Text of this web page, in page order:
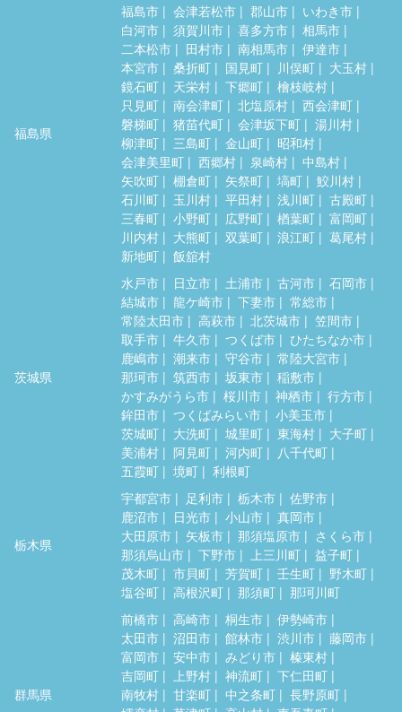
福島県
福島市 会津若松市 郡山市
いわき市
白河市
須賀川市 喜多方市
相馬市
二本松市
田村市 南相馬市
伊達市
本宮市
桑折町 国見町 川俣町
大玉村
鏡石町
天栄村 下郷町
檜枝岐村
只見町
南会津町 北塩原村
西会津町
磐梯町
猪苗代町 会津坂下町
湯川村
柳津町
三島町 金山町
昭和村
会津美里町
西郷村 泉崎村
中島村
矢吹町
棚倉町 矢祭町 塙町
鮫川村
石川町
玉川村 平田村 浅川町
古殿町
三春町
小野町 広野町 楢葉町
富岡町
川内村
大熊町 双葉町 浪江町
葛尾村
新地町
飯舘村
茨城県
水戸市 日立市 土浦市 古河市
石岡市
結城市
龍ケ崎市 下妻市
常総市
常陸太田市
高萩市 北茨城市
笠間市
取手市
牛久市 つくば市
ひたちなか市
鹿嶋市
潮来市 守谷市
常陸大宮市
那珂市
筑西市 坂東市
稲敷市
かすみがうら市
桜川市 神栖市
行方市
鉾田市
つくばみらい市
小美玉市
茨城町
大洗町 城里町 東海村
大子町
美浦村
阿見町 河内町
八千代町
五霞町
境町 利根町
栃木県
宇都宮市 足利市 栃木市
佐野市
鹿沼市
日光市 小山市
真岡市
大田原市
矢板市 那須塩原市
さくら市
那須烏山市
下野市 上三川町
益子町
茂木町
市貝町 芳賀町 壬生町
野木町
塩谷町
高根沢町 那須町 那珂川町
群馬県
前橋市 高崎市 桐生市
伊勢崎市
太田市
沼田市 館林市 渋川市
藤岡市
富岡市
安中市 みどり市
榛東村
吉岡町
上野村 神流町
下仁田町
南牧村
甘楽町 中之条町
長野原町